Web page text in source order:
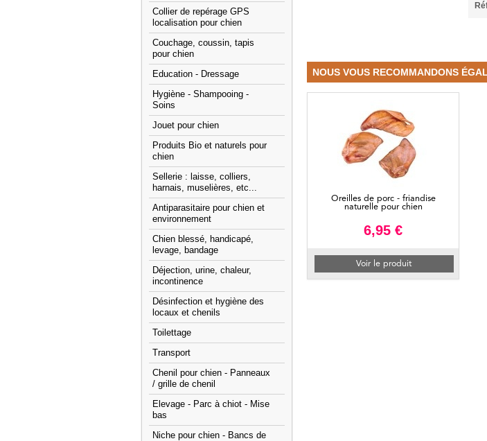
Collier de repérage GPS
localisation pour chien
Couchage, coussin, tapis
pour chien
Education - Dressage
Hygiène - Shampooing -
Soins
Jouet pour chien
Produits Bio et naturels pour
chien
Sellerie : laisse, colliers,
harnais, muselières, etc...
Antiparasitaire pour chien et
environnement
Chien blessé, handicapé,
levage, bandage
Déjection, urine, chaleur,
incontinence
Désinfection et hygiène des
locaux et chenils
Toilettage
Transport
Chenil pour chien - Panneaux
/ grille de chenil
Elevage - Parc à chiot - Mise
bas
Niche pour chien - Bancs de
NOUS VOUS RECOMMANDONS
Oreilles de porc - friandise
naturelle pour chien
6,95 €
Voir le produit